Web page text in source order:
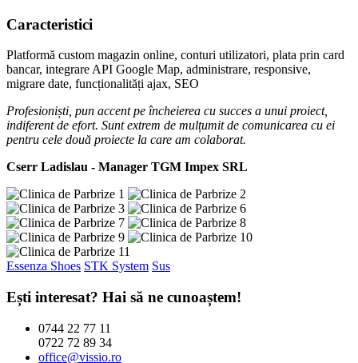
Caracteristici
Platformă custom magazin online, conturi utilizatori, plata prin card
bancar, integrare API Google Map, administrare, responsive,
migrare date, funcționalități ajax, SEO
Profesioniști, pun accent pe încheierea cu succes a unui proiect,
indiferent de efort. Sunt extrem de mulțumit de comunicarea cu ei
pentru cele două proiecte la care am colaborat.
Cserr Ladislau - Manager TGM Impex SRL
Essenza Shoes STK System Sus
Ești interesat? Hai să ne cunoaștem!
0744 22 77 11
0722 72 89 34
office@vissio.ro